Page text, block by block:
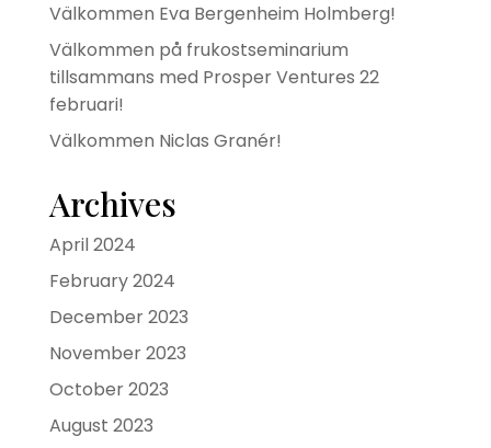
Välkommen Eva Bergenheim Holmberg!
Välkommen på frukostseminarium
tillsammans med Prosper Ventures 22
februari!
Välkommen Niclas Granér!
Archives
April 2024
February 2024
December 2023
November 2023
October 2023
August 2023